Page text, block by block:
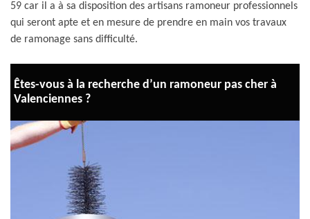
59 car il a à sa disposition des artisans ramoneur professionnels
qui seront apte et en mesure de prendre en main vos travaux
de ramonage sans difficulté.
Êtes-vous à la recherche d’un ramoneur pas cher à
Valenciennes ?